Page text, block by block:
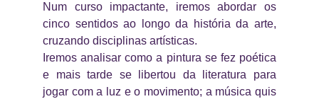
Num curso impactante, iremos abordar os
cinco sentidos ao longo da história da arte,
cruzando disciplinas artísticas.
Iremos analisar como a pintura se fez poética
e mais tarde se libertou da literatura para
jogar com a luz e o movimento; a música quis